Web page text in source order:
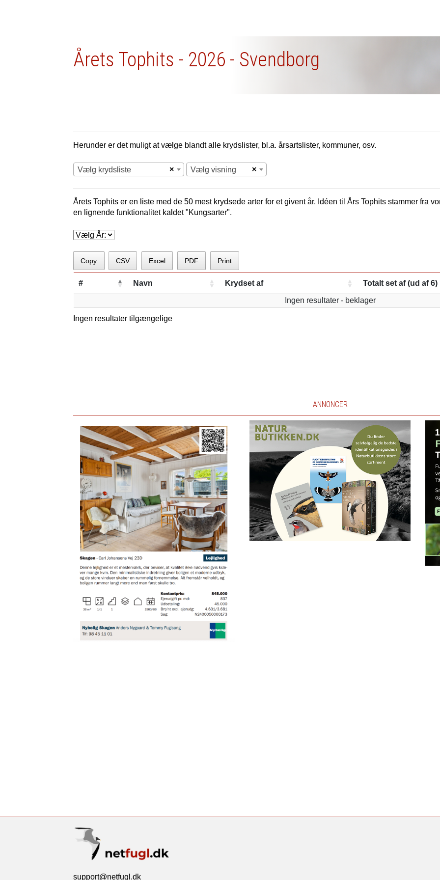
Årets Tophits - 2026 - Svendborg
Herunder er det muligt at vælge blandt alle krydslister, bl.a. årsartslister, kommuner, osv.
×
Vælg krydsliste ×
Vælg visning
Årets Tophits er en liste med de 50 mest krydsede arter for et givent år. Idéen til Års Tophits stammer fra
en lignende funktionalitet kaldet "Kungsarter".
Copy CSV Excel PDF Print
# Navn Krydset af Totalt set af (ud af 6)
Ingen resultater - beklager
Ingen resultater tilgængelige
ANNONCER
support@netfugl.dk